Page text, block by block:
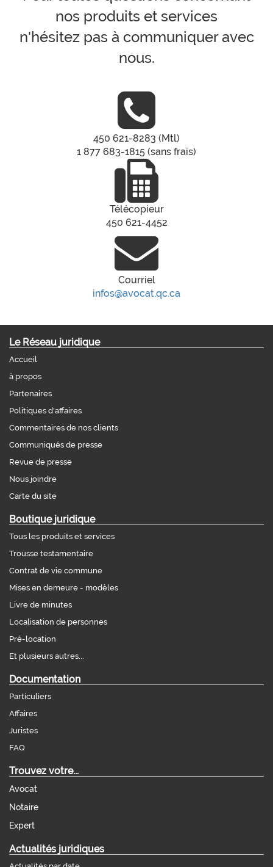
nos produits et services
n'hésitez pas à communiquer avec
nous.
450 621-8283 (Mtl)
1 877 683-1815 (sans frais)
Télécopieur
450 621-4452
Courriel
infos@avocat.qc.ca
Le Réseau juridique
Accueil
à propos
Partenaires
Politiques d'affaires
Commentaires de nos clients
Communiqués de presse
Revue de presse
Nous joindre
Carte du site
Boutique juridique
Tous les produits et services
Trousse testamentaire
Contrat de vie commune
Mises en demeure - modèles
Livre de minutes
Localisation de personnes
Pré-location
Et plusieurs autres...
Documentation
Particuliers
Affaires
Juristes
FAQ
Trouvez votre...
Avocat
Notaire
Expert
Actualités juridiques